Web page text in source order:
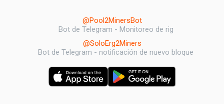
@Pool2MinersBot
Bot de Telegram - Monitoreo de rig
@SoloErg2Miners
Bot de Telegram - notificación de nuevo bloque